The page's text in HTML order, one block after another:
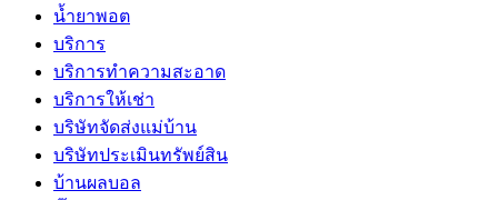
น้ำยาพอต
บริการ
บริการทำความสะอาด
บริการให้เช่า
บริษัทจัดส่งแม่บ้าน
บริษัทประเมินทรัพย์สิน
บ้านผลบอล